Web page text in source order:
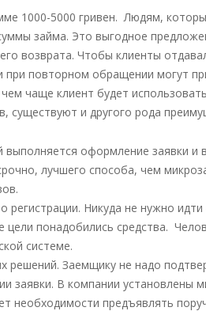
1000-5000 гривен. Людям,
займа. Это выгодное
возврата. Чтобы клиенты
при повторном обращении могут
чаще клиент будет
существуют и другого рода
выполняется оформление заявки и
лучшего способа, чем
регистрации. Никуда не нужно
цели понадобились средства.
системе.
решений. Заемщику не надо
заявки. В компании
необходимости предъявлять